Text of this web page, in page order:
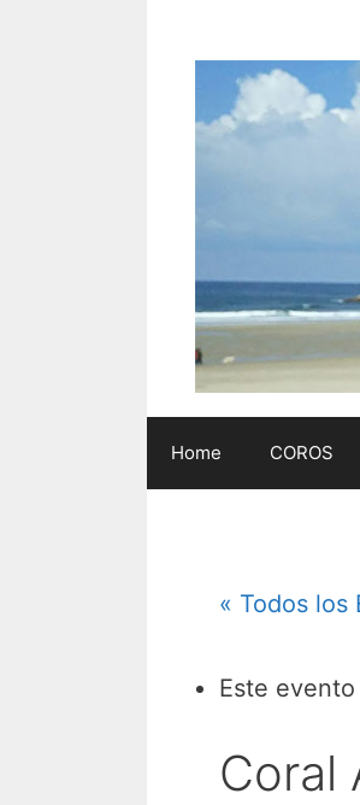
Home COROS
« Todos los
Este
Coral